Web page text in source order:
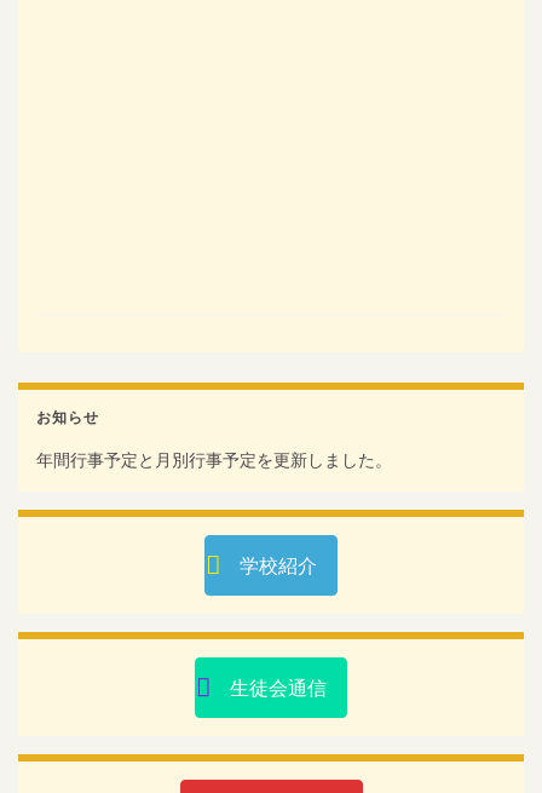
お知らせ
年間行事予定と月別行事予定を更新しました。
学校紹介
生徒会通信